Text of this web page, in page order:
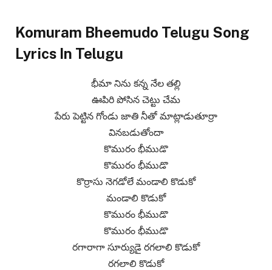
Komuram Bheemudo Telugu Song
Lyrics In Telugu
భీమా నిను కన్న నేల తల్లి
ఊపిరి పోసిన చెట్టు చేమ
పేరు పెట్టిన గోండు జాతి నీతో మాట్లాడుతూర్రా
వినబడుతోందా
కొమురం భీముడొ
కొమురం భీముడొ
కొర్రాసు నెగడోలే మండాలి కొడుకో
మండాలి కొడుకో
కొమురం భీముడొ
కొమురం భీముడొ
రగారాగా సూర్యుడై రగలాలి కొడుకో
రగలాలి కొడుకో